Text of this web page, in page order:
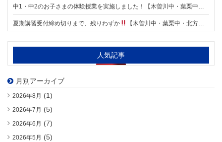
夏期講習受付締め切りまで、残りわずか 【木曽川中・葉栗中・北方中・今伊勢中・浅井中・木曽川東小・葉栗小・葉栗北小の個別指導塾 明海学院 一宮木曽川東校】
人気記事
月別アーカイブ
2026年8月 (1)
2026年7月 (5)
2026年6月 (7)
2026年5月 (5)